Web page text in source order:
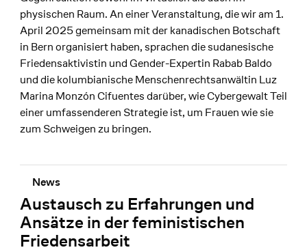
physischen Raum. An einer Veranstaltung, die wir am 1.
April 2025 gemeinsam mit der kanadischen Botschaft
in Bern organisiert haben, sprachen die sudanesische
Friedensaktivistin und Gender-Expertin Rabab Baldo
und die kolumbianische Menschenrechtsanwältin Luz
Marina Monzón Cifuentes darüber, wie Cybergewalt Teil
einer umfassenderen Strategie ist, um Frauen wie sie
zum Schweigen zu bringen.
Austausch zu Erfahrungen und
Ansätze in der feministischen
Friedensarbeit
News